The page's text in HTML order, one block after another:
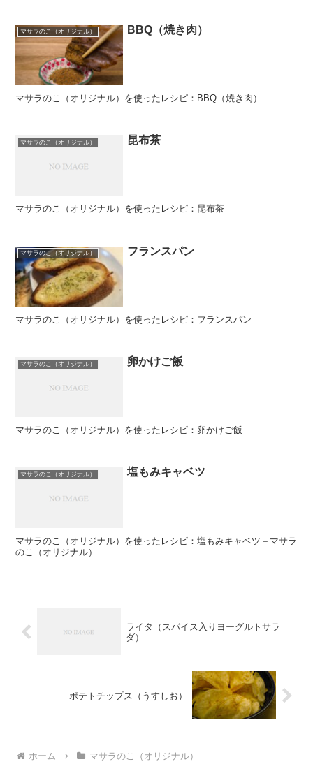
マサラのこ（オリジナル） BBQ（焼き肉）
マサラのこ（オリジナル）を使ったレシピ：BBQ（焼き肉）
マサラのこ（オリジナル） 昆布茶
マサラのこ（オリジナル）を使ったレシピ：昆布茶
マサラのこ（オリジナル） フランスパン
マサラのこ（オリジナル）を使ったレシピ：フランスパン
マサラのこ（オリジナル） 卵かけご飯
マサラのこ（オリジナル）を使ったレシピ：卵かけご飯
マサラのこ（オリジナル） 塩もみキャベツ
マサラのこ（オリジナル）を使ったレシピ：塩もみキャベツ＋マサラ
のこ（オリジナル）
ライタ（スパイス入りヨーグルトサラ
ダ）
ポテトチップス（うすしお）
ホーム マサラのこ（オリジナル）